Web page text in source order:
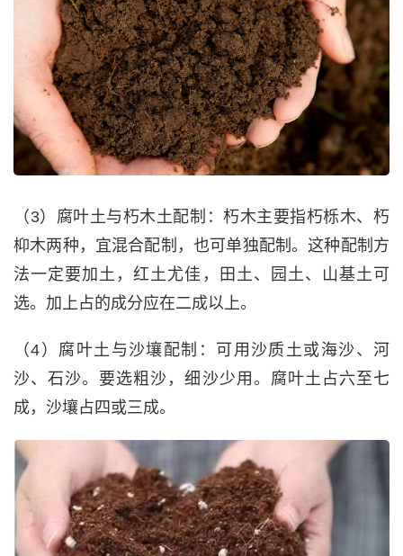
（3）腐叶土与朽木土配制：朽木主要指朽栎木、朽
枊木两种，宜混合配制，也可单独配制。这种配制方
法一定要加土，红土尤佳，田土、园土、山基土可
选。加上占的成分应在二成以上。
（4）腐叶土与沙壤配制：可用沙质土或海沙、河
沙、石沙。要选粗沙，细沙少用。腐叶土占六至七
成，沙壤占四或三成。